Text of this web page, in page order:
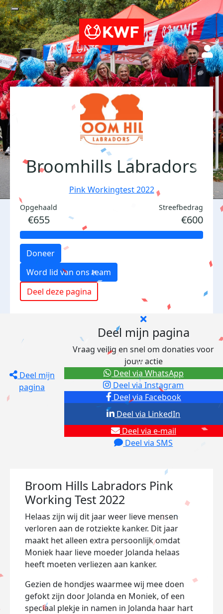
Broomhills Labradors
Pink Workingtest 2022
Opgehaald
€655
Streefbedrag
€600
Doneer
Word lid van ons team
Deel deze pagina
Deel mijn
pagina
Deel mijn pagina
Vraag veilig en snel om donaties voor
jouw actie
Deel via Facebook
Deel via Instagram
Deel via e-mail
Deel via SMS
Deel via LinkedIn
Deel via WhatsApp
Broom Hills Labradors Pink
Working Test 2022
Helaas zijn wij dit jaar weer lieve mensen
verloren aan de rotziekte kanker. Dit jaar
maakt het alleen extra persoonlijk omdat
Moniek haar lieve moeder Jolanda helaas
heeft moeten verliezen aan kanker.
Gezien de hondjes waarmee wij mee doen
gefokt zijn door Jolanda en Moniek, of een
speciaal plekje in namen in Jolanda haar hart